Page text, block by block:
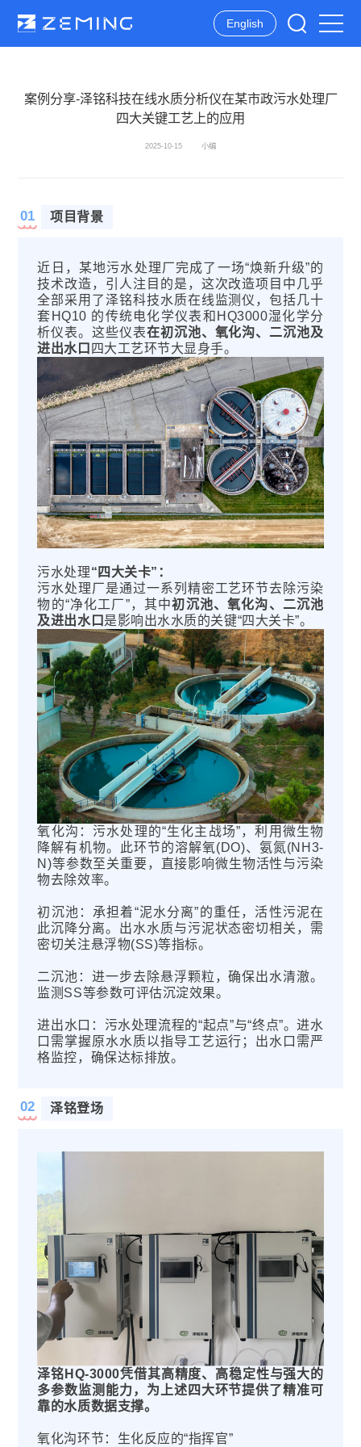
English
发展历史
企业资质
业务分布
行业优势
产品中心
环境监测数据服务
水质在线监测系统
水质监测系统
全托管运维服务
行业应用
自来水监测
海洋监测
气象监测
空气监测
数据服务
联系我们
在线留言
售后服务
联系我们
招贤纳士
招贤纳士
案例分享-泽铭科技在线水质分析仪在某市政污水处理厂
四大关键工艺上的应用
2025-10-15 小编
01 项目背景
近日，某地污水处理厂完成了一场“焕新升级”的
技术改造，引人注目的是，这次改造项目中 几乎
全部采用了泽铭科技水质在线监测仪，包括几十
套HQ10 的传统电化学仪表和HQ3000湿化学分
析仪表。这些仪表在初沉池、氧化沟、二沉池及
进出水口 四大工艺环节大显身手。
污水处理“四大关卡”：
污水处理厂是通过一系列精密工艺环节去除污染
物的“净化工厂”，其中初沉池、氧化沟、二沉池
及进出水口 是影响出水水质的关键“四大关卡”。
氧化沟：污水处理的“生化主战场”，利用微生物
降解有机物。此环节的溶解氧(DO)、氨氮(NH3-
N)等参数至关重要，直接影响微生物活性与污染
物去除效率。
初沉池：承担着“泥水分离”的重任，活性污泥在
此沉降分离。出水水质与污泥状态密切相关，需
密切关注悬浮物(SS)等指标。
二沉池：进一步去除悬浮颗粒，确保出水清澈。
监测SS等参数可评估沉淀效果。
进出水口：污水处理流程的“起点”与“终点”。进水
口需掌握原水水质以指导工艺运行；出水口需严
格监控，确保达标排放。
02 泽铭登场
泽铭HQ-3000凭借其高精度、高稳定性与强大的
多参数监测能力，为上述四大环节提供了精准可
靠的水质数据支撑。
氧化沟环节：生化反应的“指挥官”